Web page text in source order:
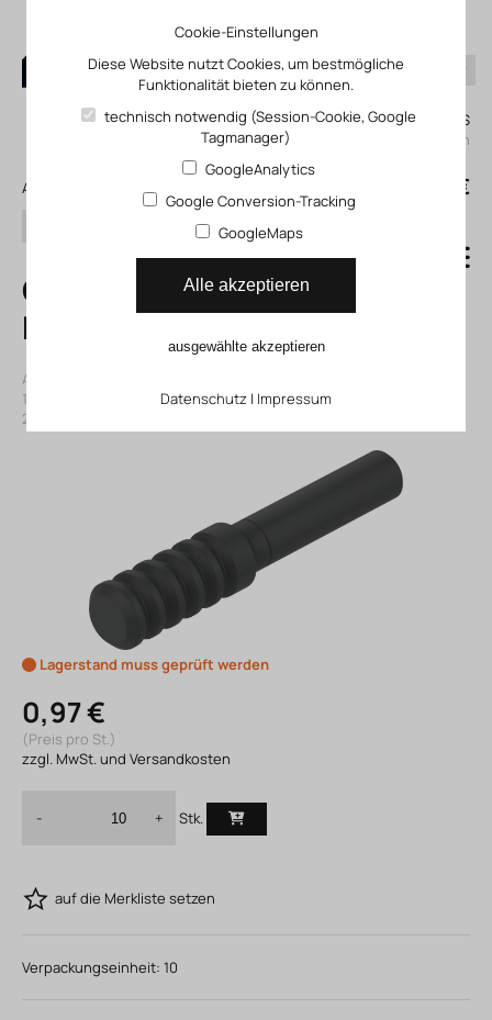
0
Mein KLEFINGHAUS
einloggen
Alle Produkte
Suchen
0,00 €
QSMC-3H
Blindstopfen
Artikelnummer: 13153382
153382
ECLASS-Code (9.0)27294201 | ECLASS-Code (5.1)
27294201
Lagerstand muss geprüft werden
0,97 €
(Preis pro St.)
zzgl. MwSt. und Versandkosten
- + Stk.
auf die Merkliste setzen
Verpackungseinheit: 10
Cookie-Einstellungen
Diese Website nutzt Cookies, um bestmögliche
Funktionalität bieten zu können.
technisch notwendig (Session-Cookie, Google
Tagmanager)
GoogleAnalytics
Google Conversion-Tracking
GoogleMaps
Alle akzeptieren
ausgewählte akzeptieren
Datenschutz | Impressum